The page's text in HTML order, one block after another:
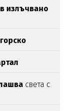
излъчвано
света с